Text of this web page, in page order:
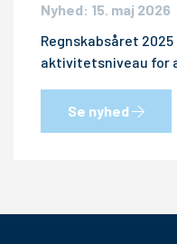
Nyhed: 15. maj 2026
Regnskabsåret
aktivitetsniveau for
Se nyhed